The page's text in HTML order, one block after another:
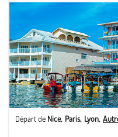
Départ de Nice Paris Lyon